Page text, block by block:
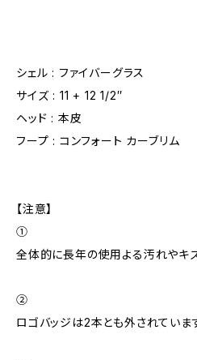
シェル : ファイバーグラス
サイズ : 11 + 12 1/2″
ヘッド : 本皮
フープ : コンフォート カーブリム
【注意】
①
全体的に長年の使用よる汚れやキズ
②
ロゴバッジは2本とも外されていま